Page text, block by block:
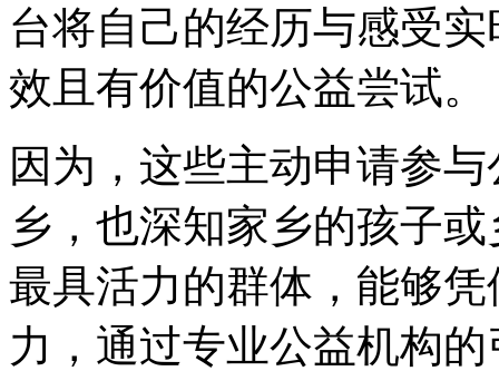
台将自己的经历与感受
效且有价值的公益尝试。
因为，这些主动申请参
乡，也深知家乡的孩子
最具活力的群体，能够
力，通过专业公益机构